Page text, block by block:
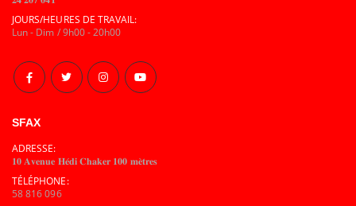
JOURS/HEURES DE TRAVAIL:
Lun - Dim / 9h00 - 20h00
SFAX
ADRESSE:
𝟏𝟎 𝐀𝐯𝐞𝐧𝐮𝐞 𝐇𝐞́𝐝𝐢 𝐂𝐡𝐚𝐤𝐞𝐫 𝟏𝟎𝟎 𝐦𝐞̀𝐭𝐫𝐞𝐬
TÉLÉPHONE:
58 816 096